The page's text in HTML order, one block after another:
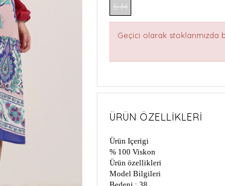
S-M
Geçici olarak stoklarımızda
ÜRÜN ÖZELLIKLERI
Ürün Içerigi
% 100 Viskon
Ürün özellikleri
Model Bilgileri
Bedeni : 38